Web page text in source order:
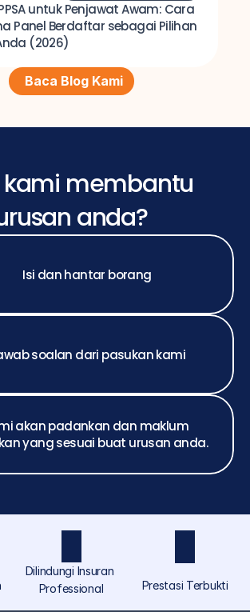
untuk Penjawat Awam: Cara
Panel Berdaftar sebagai Pilihan
(2026)
Baca Blog Kami
kami membantu
anda?
Isi dan hantar borang
soalan dari pasukan kami
akan padankan dan maklum
yang sesuai buat urusan anda.
Dilindungi Insuran
Professional
Prestasi Terbukti